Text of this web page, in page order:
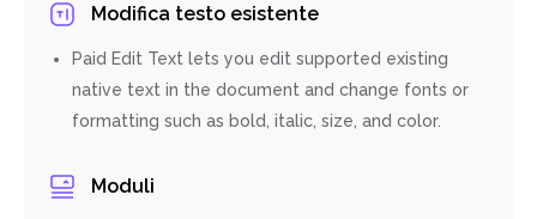
Modifica testo esistente
Paid Edit Text lets you edit supported existing
native text in the document and change fonts or
formatting such as bold, italic, size, and color.
Moduli